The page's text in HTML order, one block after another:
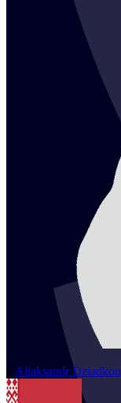
1 Aliaksandr Dziadkou